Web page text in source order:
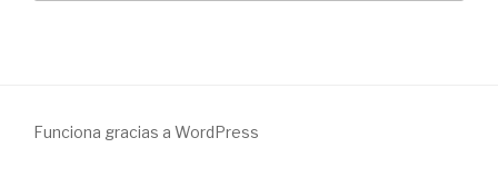
Funciona gracias a WordPress